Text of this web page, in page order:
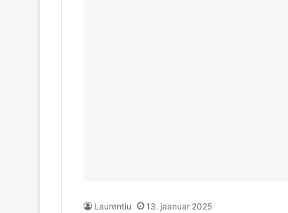
Laurentiu 13. jaanuar 2025